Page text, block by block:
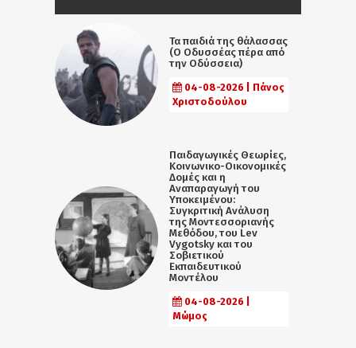
Τα παιδιά της θάλασσας
(Ο Οδυσσέας πέρα από
την Οδύσσεια)
04-08-2026 | Πάνος
Χριστοδούλου
Παιδαγωγικές Θεωρίες,
Κοινωνικο-Οικονομικές
Δομές και η
Αναπαραγωγή του
Υποκειμένου:
Συγκριτική Ανάλυση
της Μοντεσσοριανής
Μεθόδου, του Lev
Vygotsky και του
Σοβιετικού
Εκπαιδευτικού
Μοντέλου
04-08-2026 |
Μώμος